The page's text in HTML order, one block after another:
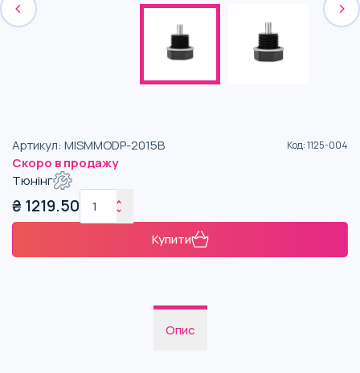
Артикул: MISMMODP-2015B Код:1125-004
Скоро в продажу
Тюнінг
₴ 1219.50
Купити
Опис